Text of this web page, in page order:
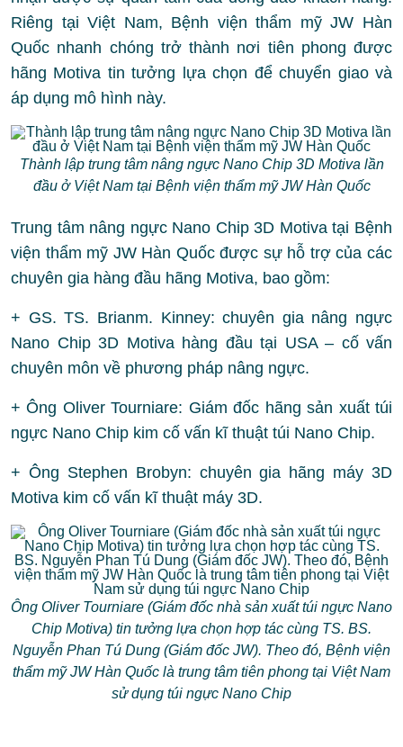
Riêng tại Việt Nam, Bệnh viện thẩm mỹ JW Hàn
Quốc nhanh chóng trở thành nơi tiên phong được
hãng Motiva tin tưởng lựa chọn để chuyển giao và
áp dụng mô hình này.
Thành lập trung tâm nâng ngực Nano Chip 3D Motiva lần
đầu ở Việt Nam tại Bệnh viện thẩm mỹ JW Hàn Quốc
Trung tâm nâng ngực Nano Chip 3D Motiva tại Bệnh
viện thẩm mỹ JW Hàn Quốc được sự hỗ trợ của các
chuyên gia hàng đầu hãng Motiva, bao gồm:
+ GS. TS. Brianm. Kinney: chuyên gia nâng ngực
Nano Chip 3D Motiva hàng đầu tại USA – cố vấn
chuyên môn về phương pháp nâng ngực.
+ Ông Oliver Tourniare: Giám đốc hãng sản xuất túi
ngực Nano Chip kim cố vấn kĩ thuật túi Nano Chip.
+ Ông Stephen Brobyn: chuyên gia hãng máy 3D
Motiva kim cố vấn kĩ thuật máy 3D.
Ông Oliver Tourniare (Giám đốc nhà sản xuất túi ngực Nano
Chip Motiva) tin tưởng lựa chọn hợp tác cùng TS. BS.
Nguyễn Phan Tú Dung (Giám đốc JW). Theo đó, Bệnh viện
thẩm mỹ JW Hàn Quốc là trung tâm tiên phong tại Việt Nam
sử dụng túi ngực Nano Chip